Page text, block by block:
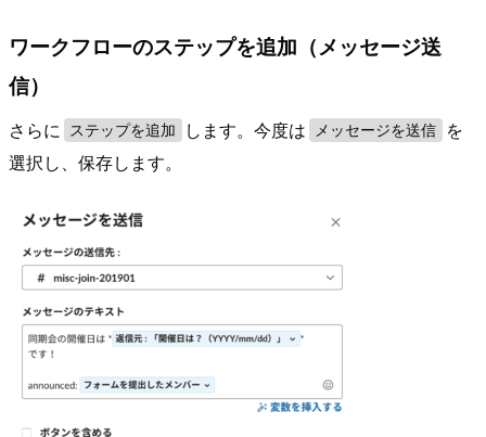
ワークフローのステップを追加（メッセージ送
信）
さらに ステップを追加 します。今度は メッセージを送信
を
選択し、保存します。